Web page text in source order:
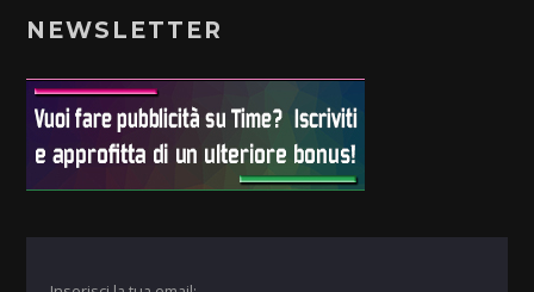
NEWSLETTER